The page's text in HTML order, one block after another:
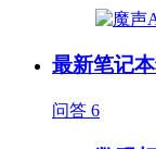
最新笔记
问答 6